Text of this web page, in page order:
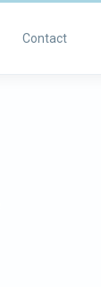
Contact